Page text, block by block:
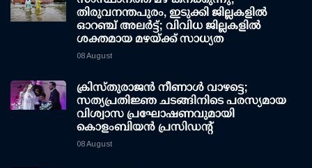
തിരുവനന്തപുരം, ഇടുക്കി ജില്ലകളിൽ
ഓറഞ്ച് അലർട്ട്; വിവിധ ജില്ലകളിൽ
ശക്തമായ മഴയ്ക്ക് സാധ്യത
08 August
ക്രിസ്തുരാജൻ നീണാൾ വാഴട്ടെ;
സത്യപ്രതിജ്ഞ ചടങ്ങിനിടെ പരസ്യമായ
വിശ്വാസ പ്രഘോഷണവുമായി
കൊളംബിയൻ പ്രസിഡന്റ്
08 August